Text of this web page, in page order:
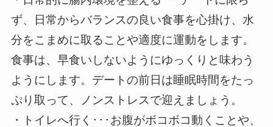
ず、日常からバランスの良い食事を心掛け、水
分をこまめに取ることや適度に運動をします。
食事は、早食いしないようにゆっくりと味わう
ようにします。デートの前日は睡眠時間をたっ
ぷり取って、ノンストレスで迎えましょう。
・トイレへ行く･･･お腹がボコボコ動くことや、